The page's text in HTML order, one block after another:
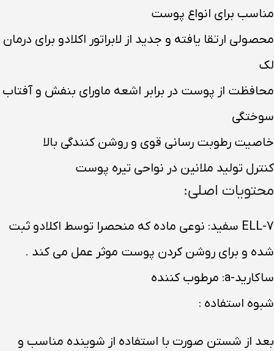
مناسب برای انواع پوست
محصولی ارتقا یافته و جدید از لابراتور اکلادو برای درمان
لک
محافظت از پوست در برابر اشعه ماورای بنفش و آفتاب
سوختگی
خاصیت رطوبت رسانی قوی و روشن کنندگی بالا
کنترل تولید ملانین در نواحی تیره پوست
محتویات اصلی:
ELL-7 سفید: نوعی ماده که منحصرا توسط اکلادو ثبت
شده و برای روشن کردن پوست موثر عمل می کند .
ساکارید-a: مرطوب کننده
شبوه استفاده :
بعد از شستن صورت با استفاده از شوینده مناسب و